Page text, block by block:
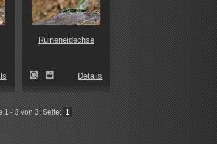
Ruineneidechse
Details
1 - 3 von 3, Seite: 1